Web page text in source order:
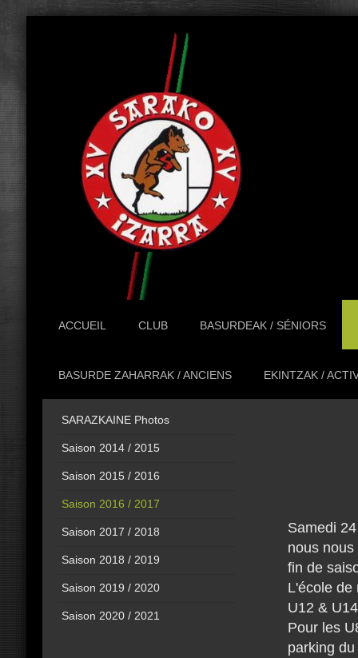
ACCUEIL CLUB BASURDEAK / SÉNIORS
BASURDE ZAHARRAK / ANCIENS EKINTZAK /
Samedi
nous
fin de
L'école de
U12 &
Pour les
parking
SARAZKAINE Photos
Saison 2014 / 2015
Saison 2015 / 2016
Saison 2016 / 2017
Saison 2017 / 2018
Saison 2018 / 2019
Saison 2019 / 2020
Saison 2020 / 2021